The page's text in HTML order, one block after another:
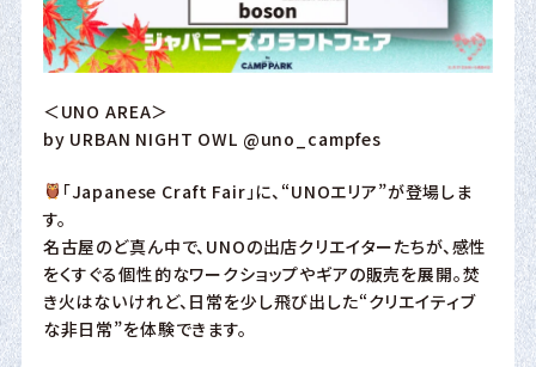
＜UNO AREA＞
by URBAN NIGHT OWL @uno_campfes
「Japanese Craft Fair」に、“UNOエリア”が登場しま
す。
名古屋のど真ん中で、UNOの出店クリエイターたちが、感性
をくすぐる個性的なワークショップやギアの販売を展開。焚
き火はないけれど、日常を少し飛び出した“クリエイティブ
な非日常”を体験できます。